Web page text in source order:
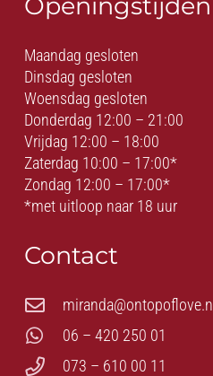
Openingstijden
Maandag gesloten
Dinsdag gesloten
Woensdag gesloten
Donderdag 12:00 – 21:00
Vrijdag 12:00 – 18:00
Zaterdag 10:00 – 17:00*
Zondag 12:00 – 17:00*
*met uitloop naar 18 uur
Contact
miranda@ontopoflove.nl
06 – 420 250 01
073 – 610 00 11